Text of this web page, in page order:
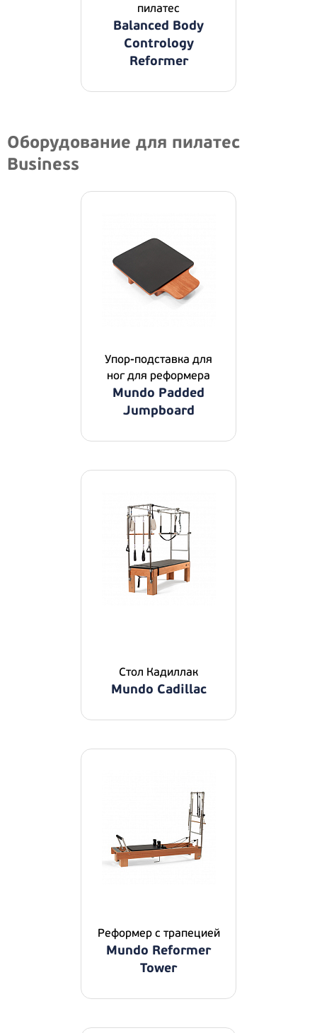
пилатес
Balanced Body
Contrology
Reformer
Оборудование для пилатес
Business
Упор-подставка для
ног для реформера
Mundo Padded
Jumpboard
Стол Кадиллак
Mundo Cadillac
Реформер с трапецией
Mundo Reformer
Tower